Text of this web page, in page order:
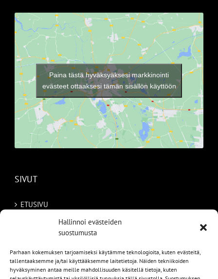
Hallinnoi evästeiden
suostumusta
Parhaan kokemuksen tarjoamiseksi käytämme teknologioita, kuten evästeitä,
tallentaaksemme ja/tai käyttääksemme laitetietoja. Näiden tekniikoiden
hyväksyminen antaa meille mahdollisuuden käsitellä tietoja, kuten
Paina tästä hyväksyäksesi markkinointi
evästeet ottaaksesi tämän sisällön käyttöön
SIVUT
ETUSIVU
TILAA AUTO RUOTSISTA